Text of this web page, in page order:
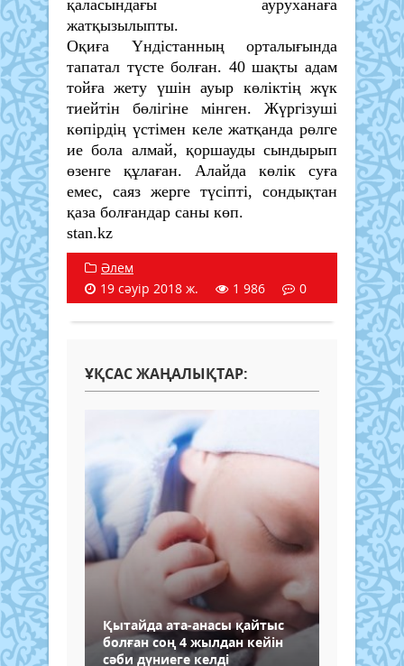
қаласындағы ауруханаға
жатқызылыпты.
Оқиға Үндістанның орталығында
тапатал түсте болған. 40 шақты адам
тойға жету үшін ауыр көліктің жүк
тиейтін бөлігіне мінген. Жүргізуші
көпірдің үстімен келе жатқанда рөлге
ие бола алмай, қоршауды сындырып
өзенге құлаған. Алайда көлік суға
емес, саяз жерге түсіпті, сондықтан
қаза болғандар саны көп.
stan.kz
Әлем
19 сәуір 2018 ж.
1 986 0
ҰҚСАС ЖАҢАЛЫҚТАР:
Қытайда ата-анасы қайтыс
болған соң 4 жылдан кейін
сәби дүниеге келді